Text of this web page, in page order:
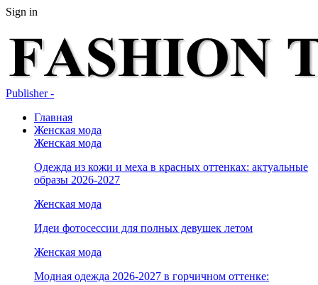
Sign in
Publisher -
Главная
Женская мода
Женская мода
Одежда из кожи и меха в красных оттенках: актуальные
образы 2026-2027
Женская мода
Идеи фотосессии для полных девушек летом
Женская мода
Модная одежда 2026-2027 в горчичном оттенке: